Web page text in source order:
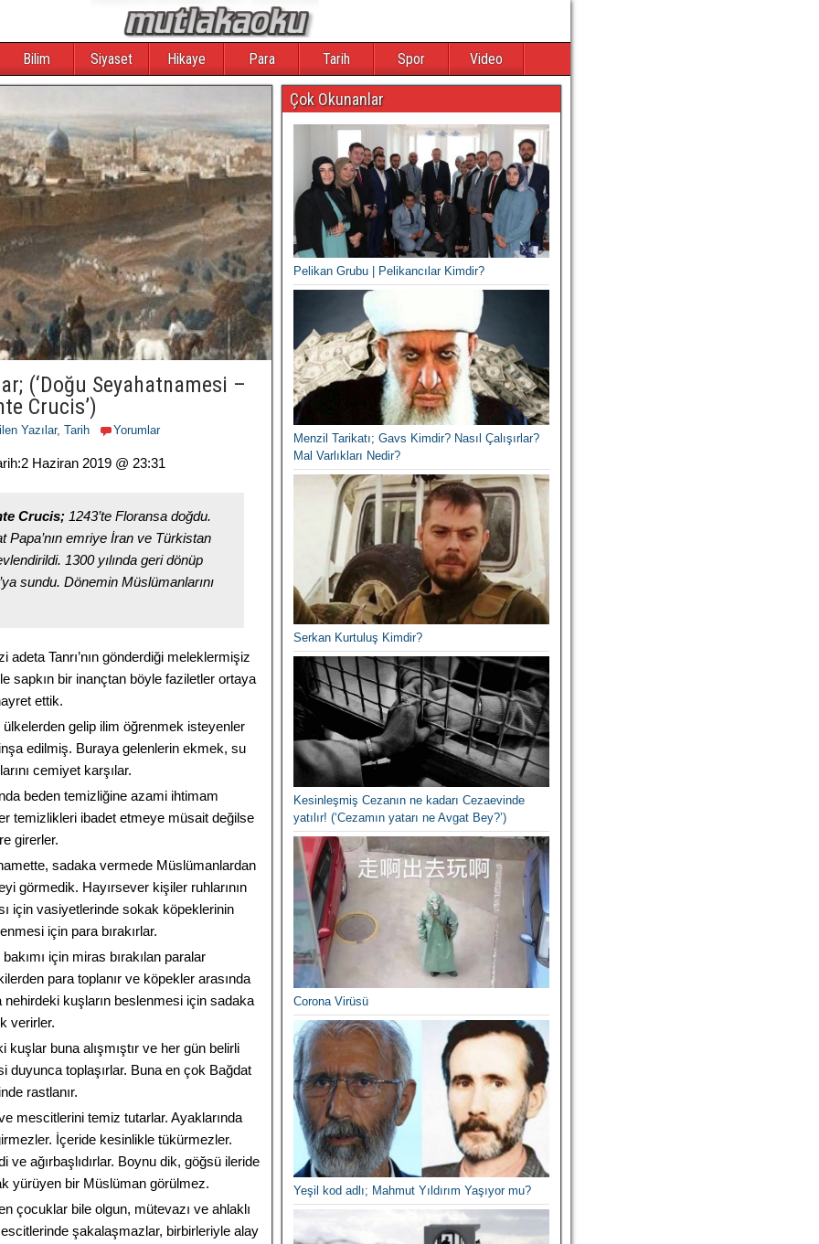
Bilim Siyaset Hikaye Para Tarih Spor Video
(‘Doğu Seyahatnamesi –
Crucis’)
Yazılar, Tarih Yorumlar
2 Haziran 2019 @ 23:31
Crucis; 1243’te Floransa doğdu.
Papa’nın emriye İran ve Türkistan
1300 yılında geri dönüp
sundu. Dönemin Müslümanlarını
adeta Tanrı’nın gönderdiği meleklermişiz
sapkın bir inançtan böyle faziletler ortaya
ettik.
ülkelerden gelip ilim öğrenmek isteyenler
edilmiş. Buraya gelenlerin ekmek, su
cemiyet karşılar.
beden temizliğine azami ihtimam
temizlikleri ibadet etmeye müsait değilse
girerler.
sadaka vermede Müslümanlardan
görmedik. Hayırsever kişiler ruhlarının
için vasiyetlerinde sokak köpeklerinin
için para bırakırlar.
için miras bırakılan paralar
para toplanır ve köpekler arasında
nehirdeki kuşların beslenmesi için sadaka
verirler.
kuşlar buna alışmıştır ve her gün belirli
duyunca toplaşırlar. Buna en çok Bağdat
rastlanır.
mescitlerini temiz tutarlar. Ayaklarında
İçeride kesinlikle tükürmezler.
ve ağırbaşlıdırlar. Boynu dik, göğsü ileride
yürüyen bir Müslüman görülmez.
çocuklar bile olgun, mütevazı ve ahlaklı
şakalaşmazlar, birbirleriyle alay
Çok Okunanlar
Pelikan Grubu | Pelikancılar Kimdir?
Menzil Tarikatı; Gavs Kimdir? Nasıl Çalışırlar?
Mal Varlıkları Nedir?
Serkan Kurtuluş Kimdir?
Kesinleşmiş Cezanın ne kadarı Cezaevinde
yatılır! (‘Cezamın yatarı ne Avgat Bey?’)
Corona Virüsü
Yeşil kod adlı; Mahmut Yıldırım Yaşıyor mu?